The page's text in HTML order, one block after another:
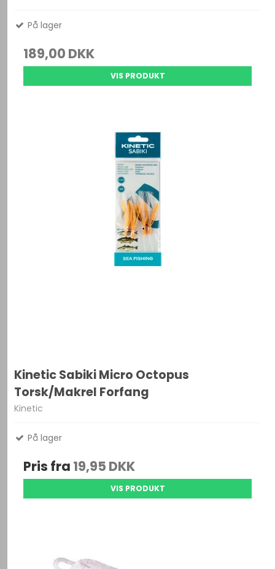
På lager
189,00 DKK
VIS PRODUKT
Kinetic Sabiki Micro Octopus
Torsk/Makrel Forfang
Kinetic
På lager
Pris fra 19,95 DKK
VIS PRODUKT